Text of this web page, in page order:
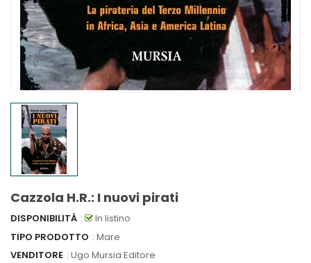
Cazzola H.R.: I nuovi pirati
DISPONIBILITÀ :
In listino
TIPO PRODOTTO : Mare
VENDITORE : Ugo Mursia Editore